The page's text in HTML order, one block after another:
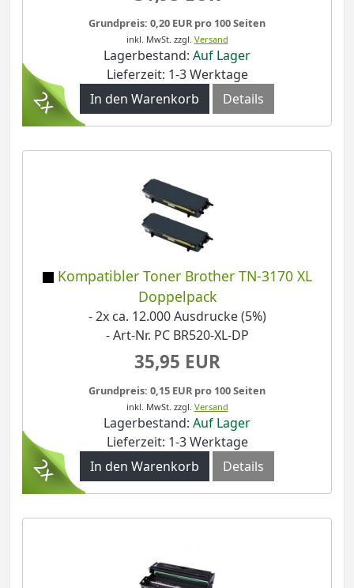
Grundpreis: 0,20 EUR pro 100 Seiten
inkl. MwSt. zzgl. Versand
Lagerbestand: Auf Lager
Lieferzeit: 1-3 Werktage
In den Warenkorb
Details
Kompatibler Toner Brother TN-3170 XL
Doppelpack
- 2x ca. 12.000 Ausdrucke (5%)
- Art-Nr. PC BR520-XL-DP
35,95 EUR
Grundpreis: 0,15 EUR pro 100 Seiten
inkl. MwSt. zzgl. Versand
Lagerbestand: Auf Lager
Lieferzeit: 1-3 Werktage
In den Warenkorb
Details